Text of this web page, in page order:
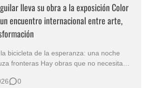
lleva su obra a la exposición Color
encuentro internacional entre arte,
bicicleta de la esperanza: una noche
obras que no necesitan
En Noche turqueza, de la artista
0